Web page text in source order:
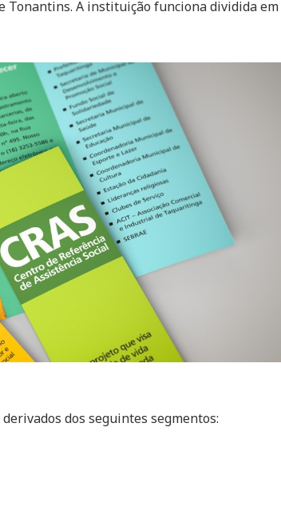
Tonantins. A instituição funciona dividida em
dos seguintes segmentos: